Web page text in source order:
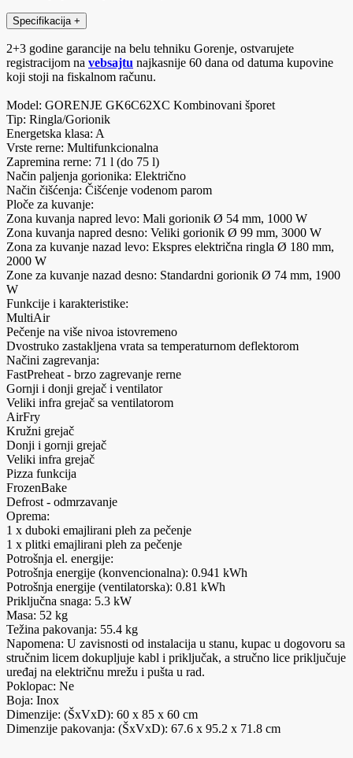
Specifikacija +
2+3 godine garancije na belu tehniku Gorenje, ostvarujete
registracijom na vebsajtu najkasnije 60 dana od datuma kupovine
koji stoji na fiskalnom računu.
Model: GORENJE GK6C62XC Kombinovani šporet
Tip: Ringla/Gorionik
Energetska klasa: A
Vrste rerne: Multifunkcionalna
Zapremina rerne: 71 l (do 75 l)
Način paljenja gorionika: Električno
Način čišćenja: Čišćenje vodenom parom
Ploče za kuvanje:
Zona kuvanja napred levo: Mali gorionik Ø 54 mm, 1000 W
Zona kuvanja napred desno: Veliki gorionik Ø 99 mm, 3000 W
Zona za kuvanje nazad levo: Ekspres električna ringla Ø 180 mm,
2000 W
Zone za kuvanje nazad desno: Standardni gorionik Ø 74 mm, 1900
W
Funkcije i karakteristike:
MultiAir
Pečenje na više nivoa istovremeno
Dvostruko zastakljena vrata sa temperaturnom deflektorom
Načini zagrevanja:
FastPreheat - brzo zagrevanje rerne
Gornji i donji grejač i ventilator
Veliki infra grejač sa ventilatorom
AirFry
Kružni grejač
Donji i gornji grejač
Veliki infra grejač
Pizza funkcija
FrozenBake
Defrost - odmrzavanje
Oprema:
1 x duboki emajlirani pleh za pečenje
1 x plitki emajlirani pleh za pečenje
Potrošnja el. energije:
Potrošnja energije (konvencionalna): 0.941 kWh
Potrošnja energije (ventilatorska): 0.81 kWh
Priključna snaga: 5.3 kW
Masa: 52 kg
Težina pakovanja: 55.4 kg
Napomena: U zavisnosti od instalacija u stanu, kupac u dogovoru sa
stručnim licem dokupljuje kabl i priključak, a stručno lice priključuje
uređaj na električnu mrežu i pušta u rad.
Poklopac: Ne
Boja: Inox
Dimenzije: (ŠxVxD): 60 x 85 x 60 cm
Dimenzije pakovanja: (ŠxVxD): 67.6 x 95.2 x 71.8 cm